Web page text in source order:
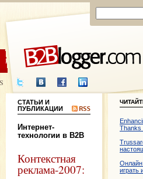
ЦЕНЫ ПОМОЩЬ
СТАТЬИ И
ПУБЛИКАЦИИ
Интернет-
технологии в B2B
Контекстная
реклама-2007:
Thanks
играть